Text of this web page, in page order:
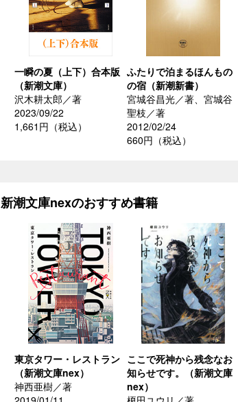
一瞬の夏（上下）合本版
（新潮文庫）
沢木耕太郎／著
2023/09/22
1,661円（税込）
ふたりで泊まるほんもの
の宿（新潮新書）
宮城谷昌光／著、宮城谷
聖枝／著
2012/02/24
660円（税込）
新潮文庫nexのおすすめ書籍
東京タワー・レストラン
（新潮文庫nex）
神西亜樹／著
ここで死神から残念なお
知らせです。（新潮文庫
nex）